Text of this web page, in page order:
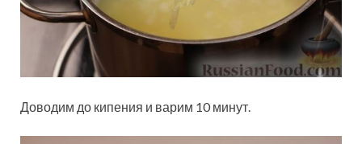
Доводим до кипения и варим 10 минут.